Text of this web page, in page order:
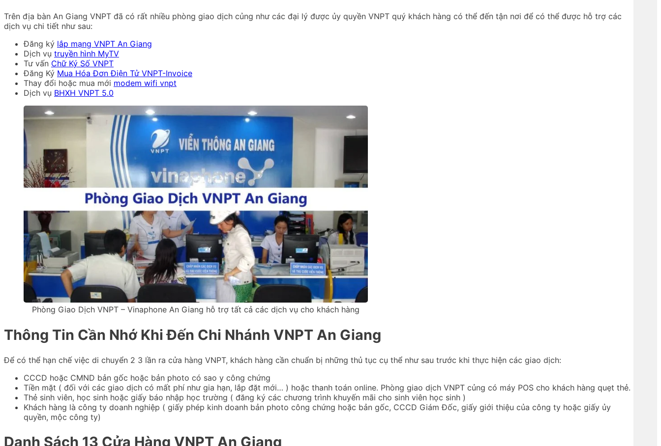
Trên địa bàn An Giang VNPT đã có rất nhiều phòng giao dịch củng như các đại lý được ủy quyền VNPT quý khách hàng có thể đến tận nơi để có thể được hỗ trợ các
dịch vụ chi tiết như sau:
Đăng ký lắp mạng VNPT An Giang
Dịch vụ truyền hình MyTV
Tư vấn Chữ Ký Số VNPT
Đăng Ký Mua Hóa Đơn Điện Tử VNPT-Invoice
Thay đổi hoặc mua mới modem wifi vnpt
Dịch vụ BHXH VNPT 5.0
Phòng Giao Dịch VNPT – Vinaphone An Giang hỗ trợ tất cả các dịch vụ cho khách hàng
Thông Tin Cần Nhớ Khi Đến Chi Nhánh VNPT An Giang
Để có thể hạn chế việc di chuyển 2 3 lần ra cửa hàng VNPT, khách hàng cần chuẩn bị những thủ tục cụ thể như sau trước khi thực hiện các giao dịch:
CCCD hoặc CMND bản gốc hoặc bản photo có sao y công chứng
Tiền mặt ( đối với các giao dịch có mất phí như gia hạn, lắp đặt mới… ) hoặc thanh toán online. Phòng giao dịch VNPT củng có máy POS cho khách hàng quẹt thẻ.
Thẻ sinh viên, học sinh hoặc giấy báo nhập học trường ( đăng ký các chương trình khuyến mãi cho sinh viên học sinh )
Khách hàng là công ty doanh nghiệp ( giấy phép kinh doanh bản photo công chứng hoặc bản gốc, CCCD Giám Đốc, giấy giới thiệu của công ty hoặc giấy ủy
quyền, mộc công ty)
Danh Sách 13 Cửa Hàng VNPT An Giang